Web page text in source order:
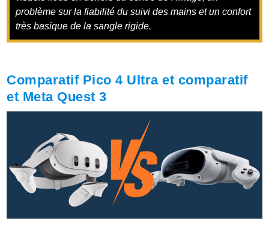
problème sur la fiabilité du suivi des mains et un confort
très basique de la sangle rigide.
Comparatif Pico 4 Ultra et comparatif
et Meta Quest 3